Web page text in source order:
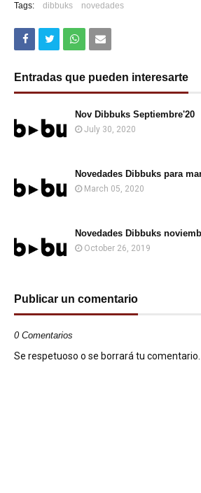
Tags: dibbuks novedades
Entradas que pueden interesarte
Nov Dibbuks Septiembre'20
July 30, 2020
Novedades Dibbuks para
March 05, 2020
Novedades Dibbuks
October 26, 2019
Publicar un comentario
0 Comentarios
Se respetuoso o se borrará tu comentario.